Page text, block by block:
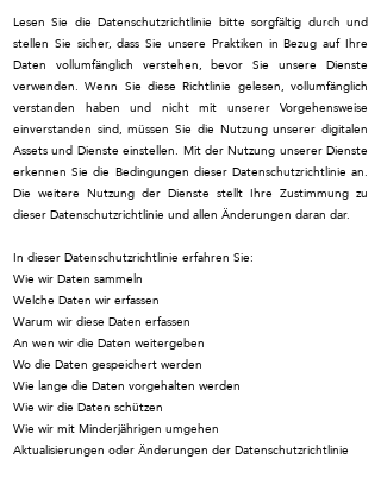
Lesen Sie die Datenschutzrichtlinie bitte sorgfältig durch und
stellen Sie sicher, dass Sie unsere Praktiken in Bezug auf Ihre
Daten vollumfänglich verstehen, bevor Sie unsere Dienste
verwenden. Wenn Sie diese Richtlinie gelesen, vollumfänglich
verstanden haben und nicht mit unserer Vorgehensweise
einverstanden sind, müssen Sie die Nutzung unserer digitalen
Assets und Dienste einstellen. Mit der Nutzung unserer Dienste
erkennen Sie die Bedingungen dieser Datenschutzrichtlinie an.
Die weitere Nutzung der Dienste stellt Ihre Zustimmung zu
dieser Datenschutzrichtlinie und allen Änderungen daran dar.
In dieser Datenschutzrichtlinie erfahren Sie:
Wie wir Daten sammeln
Welche Daten wir erfassen
Warum wir diese Daten erfassen
An wen wir die Daten weitergeben
Wo die Daten gespeichert werden
Wie lange die Daten vorgehalten werden
Wie wir die Daten schützen
Wie wir mit Minderjährigen umgehen
Aktualisierungen oder Änderungen der Datenschutzrichtlinie